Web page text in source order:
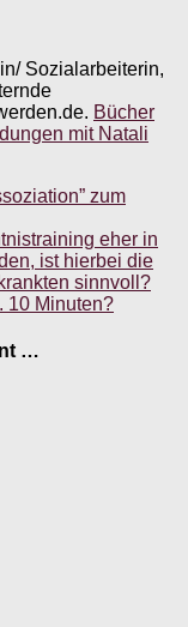
Sozialarbeiterin,
Bücher
mit Natali
zum
eher in
ist hierbei die
sinnvoll?
10 Minuten?
…